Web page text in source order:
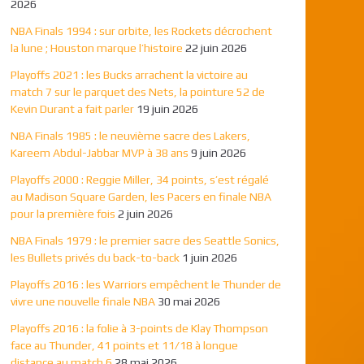
2026
NBA Finals 1994 : sur orbite, les Rockets décrochent
la lune ; Houston marque l’histoire 22 juin 2026
Playoffs 2021 : les Bucks arrachent la victoire au
match 7 sur le parquet des Nets, la pointure 52 de
Kevin Durant a fait parler 19 juin 2026
NBA Finals 1985 : le neuvième sacre des Lakers,
Kareem Abdul-Jabbar MVP à 38 ans 9 juin 2026
Playoffs 2000 : Reggie Miller, 34 points, s’est régalé
au Madison Square Garden, les Pacers en finale NBA
pour la première fois 2 juin 2026
NBA Finals 1979 : le premier sacre des Seattle Sonics,
les Bullets privés du back-to-back 1 juin 2026
Playoffs 2016 : les Warriors empêchent le Thunder de
vivre une nouvelle finale NBA 30 mai 2026
Playoffs 2016 : la folie à 3-points de Klay Thompson
face au Thunder, 41 points et 11/18 à longue